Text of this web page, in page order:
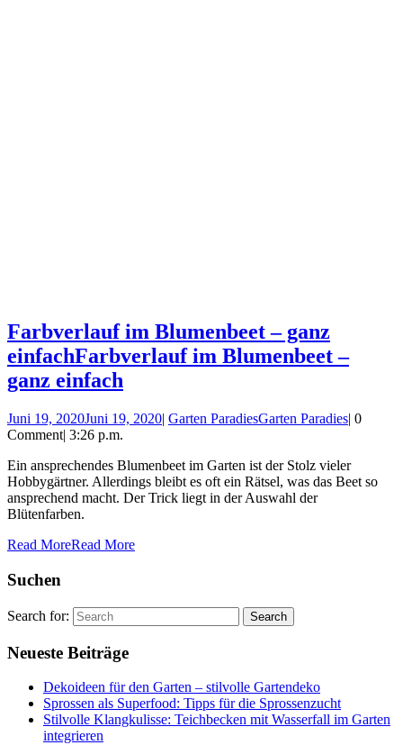
Farbverlauf im Blumenbeet – ganz
einfachFarbverlauf im Blumenbeet –
ganz einfach
Juni 19, 2020Juni 19, 2020| Garten ParadiesGarten Paradies| 0
Comment| 3:26 p.m.
Ein ansprechendes Blumenbeet im Garten ist der Stolz vieler
Hobbygärtner. Allerdings bleibt es oft ein Rätsel, was das Beet so
ansprechend macht. Der Trick liegt in der Auswahl der
Blütenfarben.
Read MoreRead More
Suchen
Search for:
Neueste Beiträge
Dekoideen für den Garten – stilvolle Gartendeko
Sprossen als Superfood: Tipps für die Sprossenzucht
Stilvolle Klangkulisse: Teichbecken mit Wasserfall im Garten
integrieren